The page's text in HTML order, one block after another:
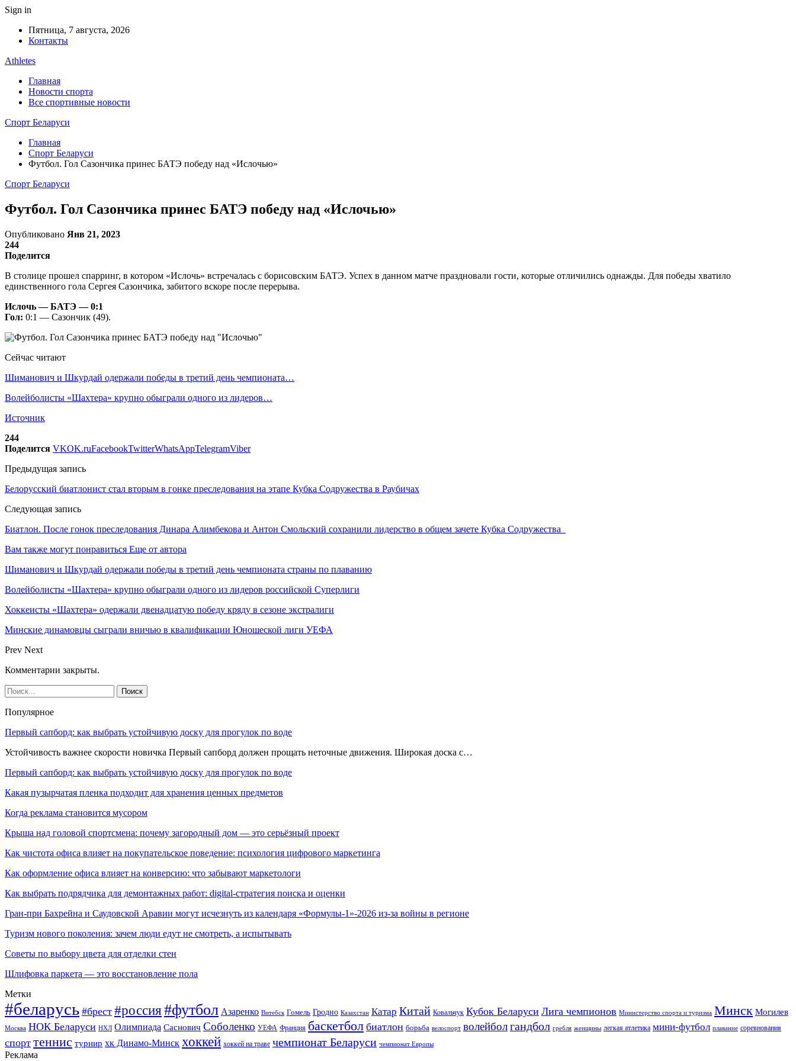
Sign in
Пятница, 7 августа, 2026
Контакты
Athletes
Главная
Новости спорта
Все спортивные новости
Спорт Беларуси
Главная
Спорт Беларуси
Футбол. Гол Сазончика принес БАТЭ победу над «Ислочью»
Спорт Беларуси
Футбол. Гол Сазончика принес БАТЭ победу над «Ислочью»
Опубликовано Янв 21, 2023
244
Поделится
В столице прошел спарринг, в котором «Ислочь» встречалась с борисовским БАТЭ. Успех в данном матче праздновали гости, которые отличились однажды. Для победы хватило
единственного гола Сергея Сазончика, забитого вскоре после перерыва.
Ислочь — БАТЭ — 0:1
Гол: 0:1 — Сазончик (49).
Сейчас читают
Шиманович и Шкурдай одержали победы в третий день чемпионата…
Волейболисты «Шахтера» крупно обыграли одного из лидеров…
Источник
244
Поделится VKOK.ruFacebookTwitterWhatsAppTelegramViber
Предыдущая запись
Белорусский биатлонист стал вторым в гонке преследования на этапе Кубка Содружества в Раубичах
Следующая запись
Биатлон. После гонок преследования Динара Алимбекова и Антон Смольский сохранили лидерство в общем зачете Кубка Содружества
Вам также могут понравиться Еще от автора
Шиманович и Шкурдай одержали победы в третий день чемпионата страны по плаванию
Волейболисты «Шахтера» крупно обыграли одного из лидеров российской Суперлиги
Хоккеисты «Шахтера» одержали двенадцатую победу кряду в сезоне экстралиги
Минские динамовцы сыграли вничью в квалификации Юношеской лиги УЕФА
Prev Next
Комментарии закрыты.
Популярное
Первый сапборд: как выбрать устойчивую доску для прогулок по воде
Устойчивость важнее скорости новичка Первый сапборд должен прощать неточные движения. Широкая доска с…
Первый сапборд: как выбрать устойчивую доску для прогулок по воде
Какая пузырчатая пленка подходит для хранения ценных предметов
Когда реклама становится мусором
Крыша над головой спортсмена: почему загородный дом — это серьёзный проект
Как чистота офиса влияет на покупательское поведение: психология цифрового маркетинга
Как оформление офиса влияет на конверсию: что забывают маркетологи
Как выбрать подрядчика для демонтажных работ: digital-стратегия поиска и оценки
Гран-при Бахрейна и Саудовской Аравии могут исчезнуть из календаря «Формулы-1»-2026 из-за войны в регионе
Туризм нового поколения: зачем люди едут не смотреть, а испытывать
Советы по выбору цвета для отделки стен
Шлифовка паркета — это восстановление пола
Метки
#беларусь #брест #россия#футбол Азаренко Витебск Гомель Гродно Казахстан Катар Китай Ковальчук Кубок Беларуси Лига чемпионов Министерство спорта и туризма Минск Могилев
Москва НОК Беларуси НХЛ Олимпиада Саснович Соболенко УЕФА Франция баскетбол биатлон борьба велоспорт волейболгандбол гребля женщины легкая атлетика мини-футбол плавание соревнования
спорт теннис турнир хк Динамо-Минск хоккей хоккей на траве чемпионат Беларуси чемпионат Европы
Реклама